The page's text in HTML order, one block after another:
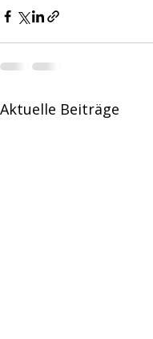
Aktuelle Beiträge